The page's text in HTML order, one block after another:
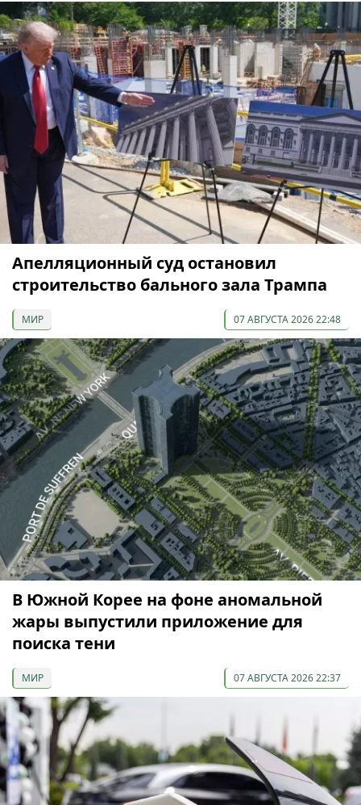
Апелляционный суд остановил
строительство бального зала Трампа
МИР 07 АВГУСТА 2026 22:48
В Южной Корее на фоне аномальной
жары выпустили приложение для
поиска тени
МИР 07 АВГУСТА 2026 22:37